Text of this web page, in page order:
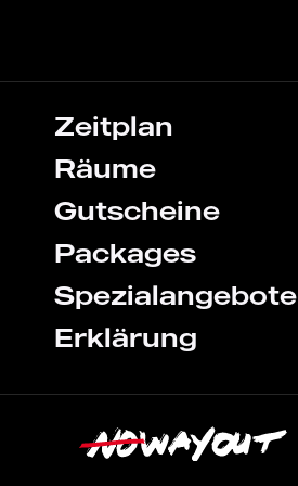
Zeitplan
Räume
Gutscheine
Packages
Spezialangebote
Erklärung